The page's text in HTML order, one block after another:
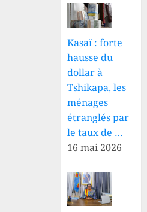
Kasaï : forte
hausse du
dollar à
Tshikapa, les
ménages
étranglés par
le taux de …
16 mai 2026